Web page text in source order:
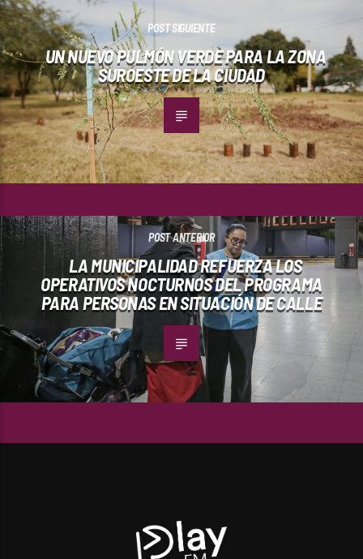
POST SIGUIENTE
UN NUEVO PULMÓN VERDE PARA LA ZONA
SUROESTE DE LA CIUDAD
POST ANTERIOR
LA MUNICIPALIDAD REFUERZA LOS
OPERATIVOS NOCTURNOS DEL PROGRAMA
PARA PERSONAS EN SITUACIÓN DE CALLE